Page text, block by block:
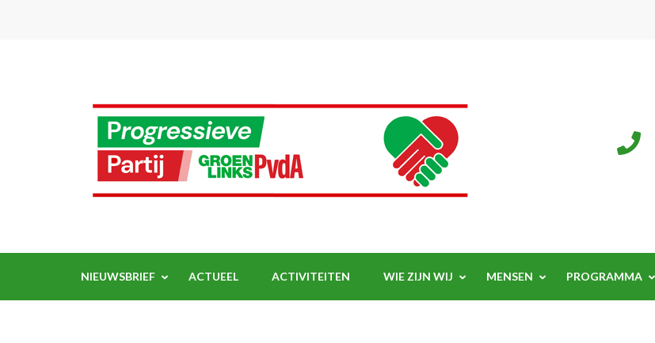
NIEUWSBRIEF ACTUEEL ACTIVITEITEN WIE ZIJN WIJ MENSEN PROGRAMMA